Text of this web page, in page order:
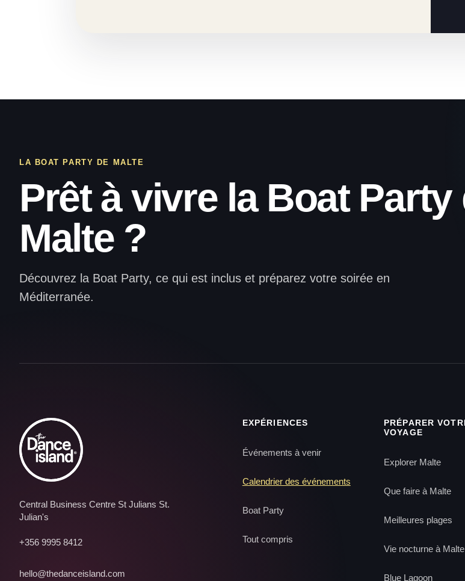
LA BOAT PARTY DE MALTE
Prêt à vivre la Boat Party
Malte ?
Découvrez la Boat Party, ce qui est inclus et préparez votre soirée en
Méditerranée.
Central Business Centre St Julians St.
Julian's
+356 9995 8412
hello@thedanceisland.com
EXPÉRIENCES
Événements à venir
Calendrier des événements
Boat Party
Tout compris
PRÉPARER
VOYAGE
Explorer Malte
Que faire à Malte
Meilleures plages
Vie nocturne à Malte
Blue Lagoon